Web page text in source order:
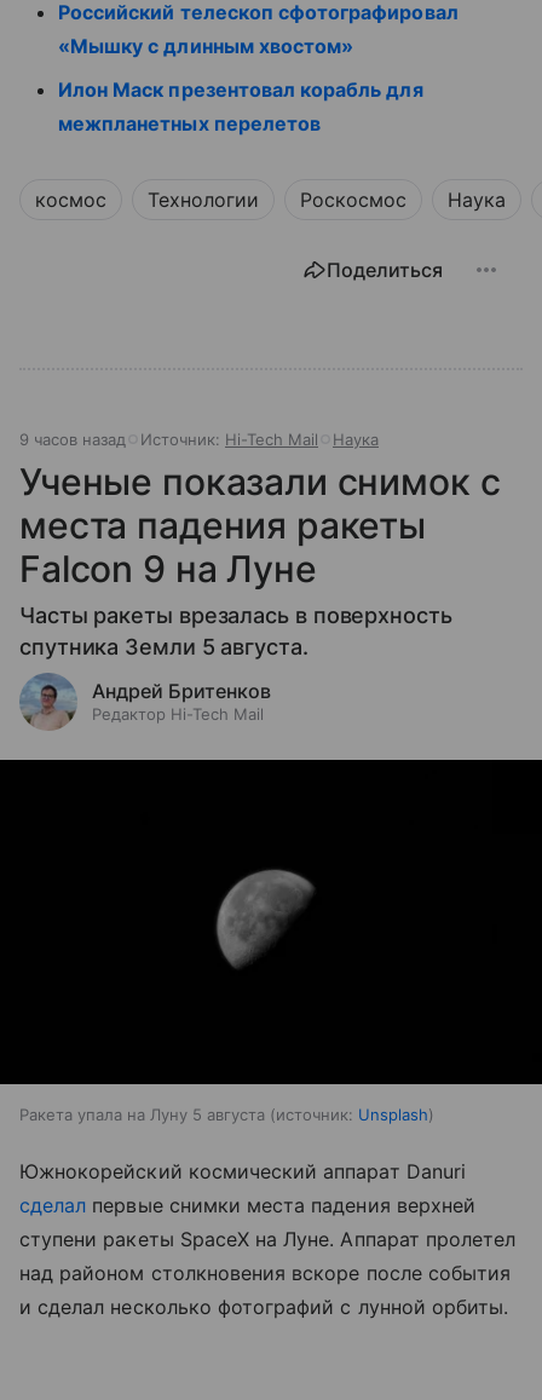
Российский телескоп сфотографировал
«Мышку с длинным хвостом»
Илон Маск презентовал корабль для
межпланетных перелетов
космос Технологии Роскосмос Наука
Поделиться
9 часов назад Источник: Hi-Tech Mail Наука
Ученые показали снимок с
места падения ракеты
Falcon 9 на Луне
Часты ракеты врезалась в поверхность
спутника Земли 5 августа.
Андрей Бритенков
Редактор Hi-Tech Mail
Ракета упала на Луну 5 августа источник: Unsplash
Южнокорейский космический аппарат Danuri
сделал первые снимки места падения верхней
ступени ракеты SpaceX на Луне. Аппарат пролетел
над районом столкновения вскоре после события
и сделал несколько фотографий с лунной орбиты.